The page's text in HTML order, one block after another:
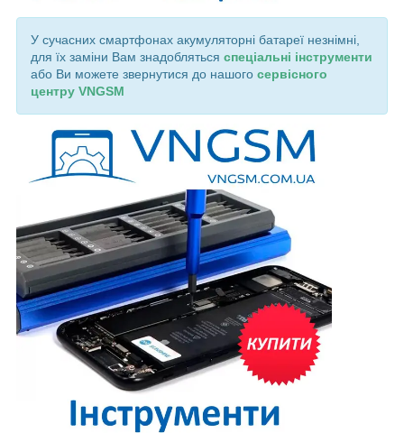
У сучасних смартфонах акумуляторні батареї незнімні,
для їх заміни Вам знадобляться спеціальні інструменти
або Ви можете звернутися до нашого сервісного
центру VNGSM